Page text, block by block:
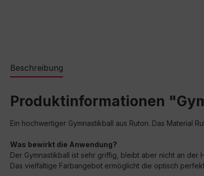
Beschreibung
Produktinformationen
Ein hochwertiger Gymnastikball aus Ruton. Das Material
Was bewirkt die Anwendung?
Der Gymnastikball ist sehr griffig, bleibt aber nicht an der
Das vielfältige Farbangebot ermöglicht die optisch